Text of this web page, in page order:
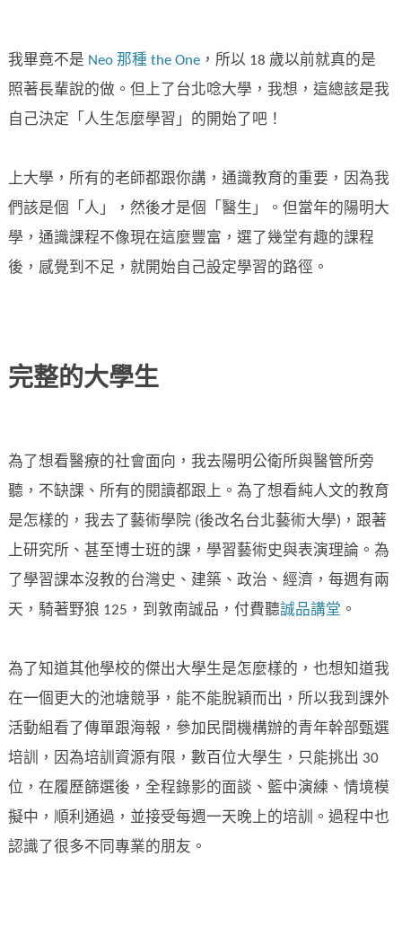
我畢竟不是 Neo 那種 the One ，所以 18 歲以前就真的是
照著長輩說的做。但上了台北唸大學，我想，這總該是我
自己決定「人生怎麼學習」的開始了吧！
上大學，所有的老師都跟你講，通識教育的重要，因為我
們該是個「人」，然後才是個「醫生」。但當年的陽明大
學，通識課程不像現在這麼豐富，選了幾堂有趣的課程
後，感覺到不足，就開始自己設定學習的路徑。
完整的大學生
為了想看醫療的社會面向，我去陽明公衛所與醫管所旁
聽，不缺課、所有的閱讀都跟上。為了想看純人文的教育
是怎樣的，我去了藝術學院 (後改名台北藝術大學)，跟著
上研究所、甚至博士班的課，學習藝術史與表演理論。為
了學習課本沒教的台灣史、建築、政治、經濟，每週有兩
天，騎著野狼 125，到敦南誠品，付費聽誠品講堂 。
為了知道其他學校的傑出大學生是怎麼樣的，也想知道我
在一個更大的池塘競爭，能不能脫穎而出，所以我到課外
活動組看了傳單跟海報，參加民間機構辦的青年幹部甄選
培訓，因為培訓資源有限，數百位大學生，只能挑出 30
位，在履歷篩選後，全程錄影的面談、籃中演練、情境模
擬中，順利通過，並接受每週一天晚上的培訓。過程中也
認識了很多不同專業的朋友。